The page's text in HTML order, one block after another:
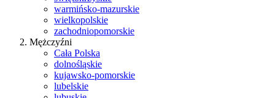
warmińsko-mazurskie
wielkopolskie
zachodniopomorskie
Mężczyźni
Cała Polska
dolnośląskie
kujawsko-pomorskie
lubelskie